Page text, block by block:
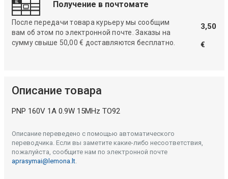
Получение в почтомате
После передачи товара курьеру мы сообщим
вам об этом по электронной почте. Заказы на
сумму свыше 50,00 € доставляются бесплатно.
3,50
€
Описание товара
PNP 160V 1A 0.9W 15MHz TO92
Описание переведено с помощью автоматического
переводчика. Если вы заметите какие-либо несоответствия,
пожалуйста, сообщите нам по электронной почте
aprasymai@lemona.lt.